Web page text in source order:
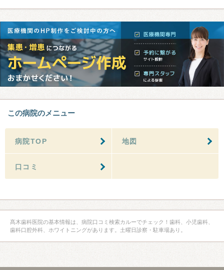
この病院のメニュー
病院TOP 地図
口コミ
髙木歯科医院の基本情報は、病院口コミ検索カルーでチェック！歯科、小児歯科、
歯科口腔外科、ホワイトニングがあります。土曜日診察・駐車場あり。